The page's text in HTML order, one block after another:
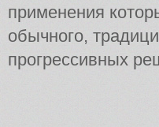
применения
обычного,
прогрессивных